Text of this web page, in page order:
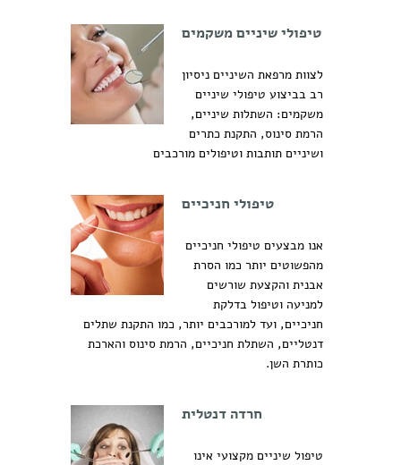
טיפולי שיניים משקמים
לצוות מרפאת השיניים ניסיון
רב בביצוע טיפולי שיניים
משקמים: השתלות שיניים,
הרמת סינוס, התקנת כתרים
ושיניים תותבות וטיפולים מורכבים
טיפולי חניכיים
אנו מבצעים טיפולי חניכיים
מהפשוטים יותר כמו הסרת
אבנית והקצעת שורשים
למניעה וטיפול בדלקת
חניכיים, ועד למורכבים יותר, כמו התקנת שתלים
דנטליים, השתלת חניכיים, הרמת סינוס והארכת
כותרת השן.
חרדה דנטלית
טיפול שיניים מקצועי אינו